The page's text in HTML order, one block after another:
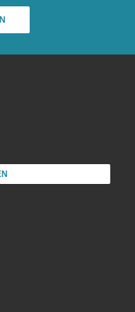
ein neues Fenster))
Fenster))